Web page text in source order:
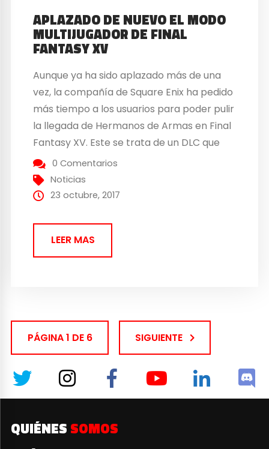
APLAZADO DE NUEVO EL MODO
MULTIJUGADOR DE FINAL
FANTASY XV
Aunque ya ha sido aplazado más de una
vez, la compañía de Square Enix ha pedido
más tiempo a los usuarios para poder pulir
la llegada de Hermanos de Armas en Final
Fantasy XV. Este se trata de un DLC que
añade funcionalidad multijugador
cooperativa a este título RPG. Aquí, los
jugadores van a poder...
0 Comentarios
Noticias
23 octubre, 2017
LEER MAS
PÁGINA 1 DE 6 SIGUIENTE
QUIÉNES SOMOS